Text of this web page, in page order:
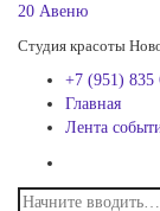
20 Авеню
Студия красоты
+7 (951) 835
Главная
Лента